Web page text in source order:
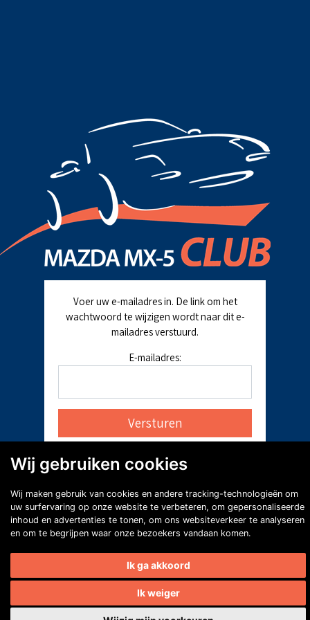
Voer uw e-mailadres in. De link om het
wachtwoord te wijzigen wordt naar dit e-
mailadres verstuurd.
E-mailadres:
Wij gebruiken cookies
Wij maken gebruik van cookies en andere tracking-technologieën om
uw surfervaring op onze website te verbeteren, om gepersonaliseerde
inhoud en advertenties te tonen, om ons websiteverkeer te analyseren
en om te begrijpen waar onze bezoekers vandaan komen.
Ik ga akkoord
Ik weiger